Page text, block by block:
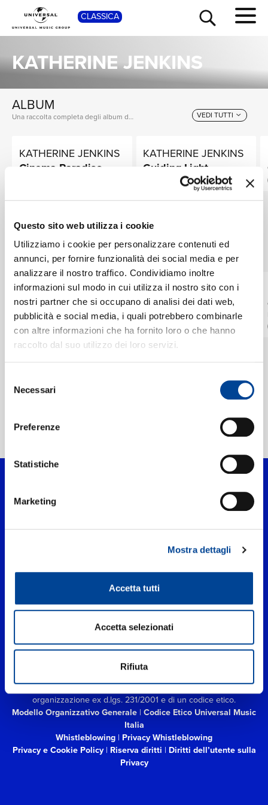
Questo sito web utilizza i cookie
Utilizziamo i cookie per personalizzare contenuti ed
annunci, per fornire funzionalità dei social media e per
analizzare il nostro traffico. Condividiamo inoltre
informazioni sul modo in cui utilizza il nostro sito con i
nostri partner che si occupano di analisi dei dati web,
pubblicità e social media, i quali potrebbero combinarle
con altre informazioni che ha fornito loro o che hanno
raccolto dal suo utilizzo dei loro servizi.
delNecessari
Preferenze
Statistiche
Marketing
Mostra dettagli
Accetta tutti
Accetta selezionati
Rifiuta
CLASSICA
KATHERINE JENKINS
ALBUM
Una raccolta completa degli album di Katherine Jenkins, dalle prime produzioni ai successi più recenti. VEDI TUTTI
KATHERINE JENKINS
Cinema Paradiso
KATHERINE JENKINS
Guiding Light
96KHZ / 24 BIT
SINGOLI
VEDI TUTTI
JACK SAVORETTI,
KATHERINE JENKINS
What The World
Needs Now Is Love
Digitale
KATHERINE JENKINS
God Save The King
Digitale
Katherine Jenkins
UNIVERSAL MUSIC ITALIA s.r.l. (Società con unico socio) | Via
Nervesa, 21 - 20139 Milano
P.IVA IT03802730154 Iscritta al REA di Milano con il numero
interamente versato.
Universal Music Italia, nel rispetto delle best practices in tema di
gli stakeholders,si è dotata di un modello di gestione e
organizzazione ex d.lgs. 231/2001 e di un codice etico.
Modello Organizzativo Generale | Codice Etico Universal Music
Italia
Whistleblowing | Privacy Whistleblowing
Privacy e Cookie Policy| Riserva diritti | Diritti dell’utente sulla
Privacy
SHOP
TOUR
NEWS
RICERCA
CHI SIAMO
CONTATTI